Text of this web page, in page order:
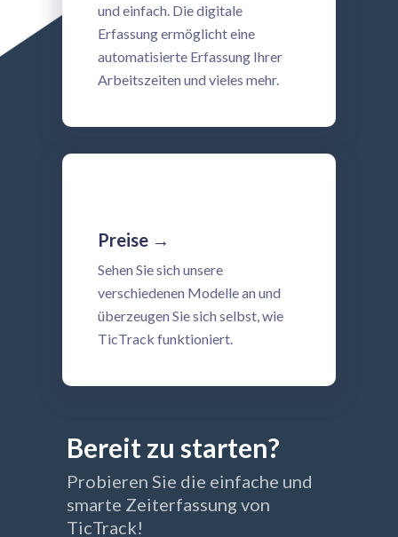
und einfach. Die digitale
Erfassung ermöglicht eine
automatisierte Erfassung Ihrer
Arbeitszeiten und vieles mehr.
Preise →
Sehen Sie sich unsere
verschiedenen Modelle an und
überzeugen Sie sich selbst, wie
TicTrack funktioniert.
Bereit zu starten?
Probieren Sie die einfache und
smarte Zeiterfassung von
TicTrack!